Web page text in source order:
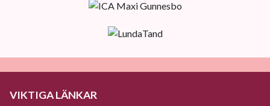
VIKTIGA LÄNKAR